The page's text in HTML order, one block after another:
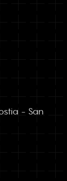
- San